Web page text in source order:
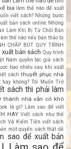
bìa làm thế nào để xuất
viết sách? Những bước
bản sách online Những
Làm Khi Bị Từ Chối Bản
thế nào nếu bản thảo bị
CHẤP BÚT QUY TRÌNH
xuất bản sách Quy trình
Nam quyền tác giả sách
bao nhiêu sau khi xuất
sách thuyết phục nhà
không? Tôi Muốn Trở
sách thì phải làm
thành nhà văn có khó
là gì? Làm sao để viết
HAY Viết sách như thế
Và Kiếm Tiền viết sách
một quyển sách thật dễ
sao để xuất bản